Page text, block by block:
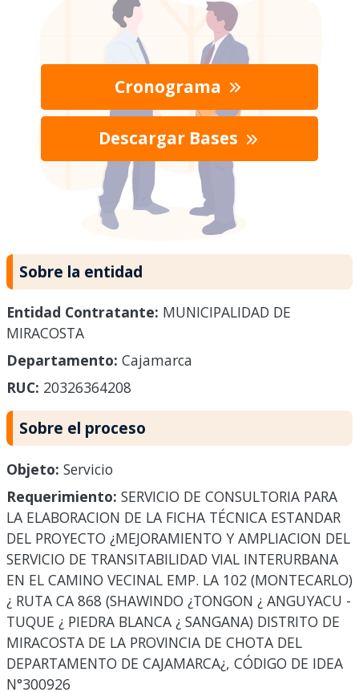
Cronograma
Descargar Bases
Sobre la entidad
Entidad Contratante: MUNICIPALIDAD DE
MIRACOSTA
Departamento: Cajamarca
RUC: 20326364208
Sobre el proceso
Objeto: Servicio
Requerimiento: SERVICIO DE CONSULTORIA PARA
LA ELABORACION DE LA FICHA TÉCNICA ESTANDAR
DEL PROYECTO ¿MEJORAMIENTO Y AMPLIACION DEL
SERVICIO DE TRANSITABILIDAD VIAL INTERURBANA
EN EL CAMINO VECINAL EMP. LA 102 (MONTECARLO)
¿ RUTA CA 868 (SHAWINDO ¿TONGON ¿ ANGUYACU -
TUQUE ¿ PIEDRA BLANCA ¿ SANGANA) DISTRITO DE
MIRACOSTA DE LA PROVINCIA DE CHOTA DEL
DEPARTAMENTO DE CAJAMARCA¿, CÓDIGO DE IDEA
N°300926